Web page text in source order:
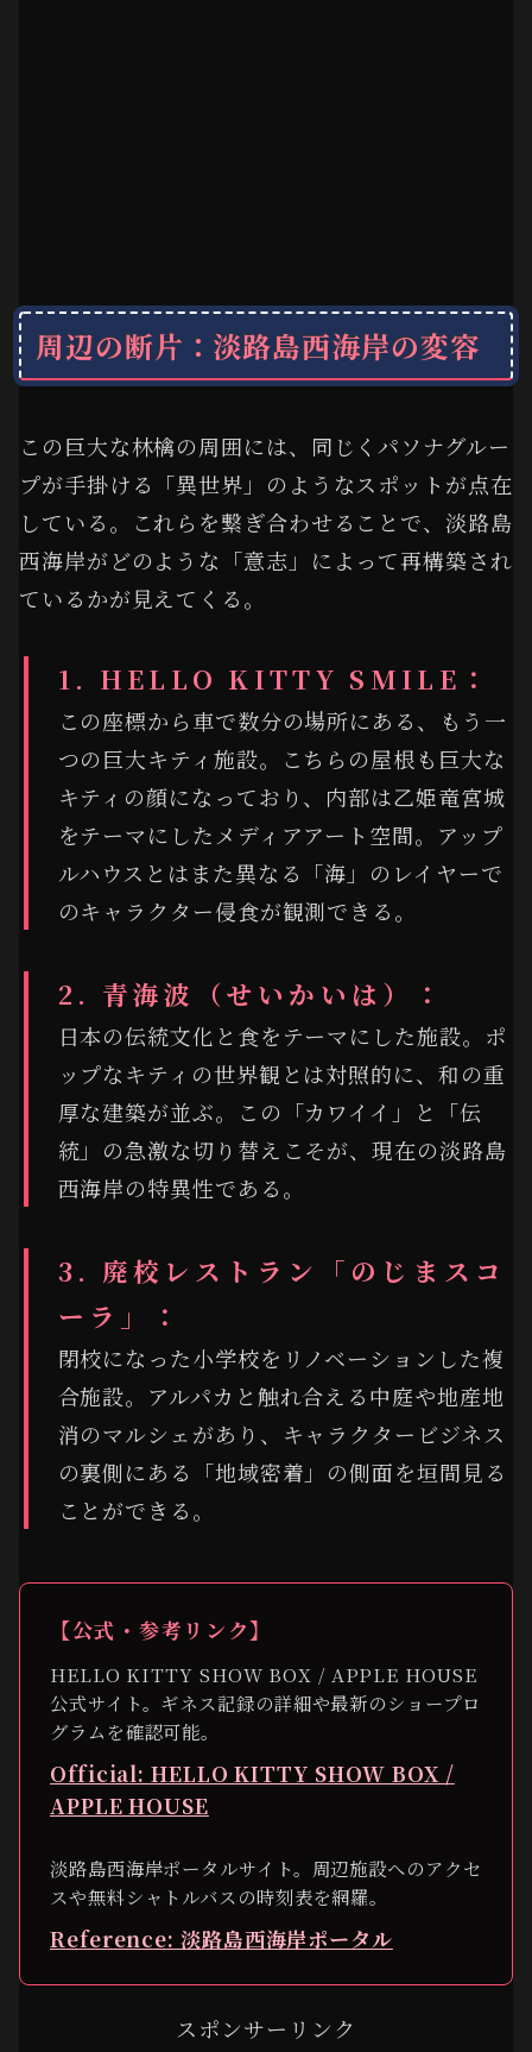
周辺の断片：淡路島西海岸の変容
この巨大な林檎の周囲には、同じくパソナグルー
プが手掛ける「異世界」のようなスポットが点在
している。これらを繋ぎ合わせることで、淡路島
西海岸がどのような「意志」によって再構築され
ているかが見えてくる。
1. HELLO KITTY SMILE：
この座標から車で数分の場所にある、もう一
つの巨大キティ施設。こちらの屋根も巨大な
キティの顔になっており、内部は乙姫竜宮城
をテーマにしたメディアアート空間。アップ
ルハウスとはまた異なる「海」のレイヤーで
のキャラクター侵食が観測できる。
2. 青海波（せいかいは）：
日本の伝統文化と食をテーマにした施設。ポ
ップなキティの世界観とは対照的に、和の重
厚な建築が並ぶ。この「カワイイ」と「伝
統」の急激な切り替えこそが、現在の淡路島
西海岸の特異性である。
3. 廃校レストラン「のじまスコ
ーラ」：
閉校になった小学校をリノベーションした複
合施設。アルパカと触れ合える中庭や地産地
消のマルシェがあり、キャラクタービジネス
の裏側にある「地域密着」の側面を垣間見る
ことができる。
【公式・参考リンク】
HELLO KITTY SHOW BOX / APPLE HOUSE
公式サイト。ギネス記録の詳細や最新のショープロ
グラムを確認可能。
Official: HELLO KITTY SHOW BOX /
APPLE HOUSE
淡路島西海岸ポータルサイト。周辺施設へのアクセ
スや無料シャトルバスの時刻表を網羅。
Reference: 淡路島西海岸ポータル
スポンサーリンク